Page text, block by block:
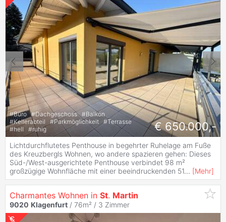
#Büro #Dachgeschoss #Balkon
#Kellerabteil #Parkmöglichkeit #Terrasse
#hell #ruhig € 650.000,-
Lichtdurchflutetes Penthouse in begehrter Ruhelage am Fuße
des Kreuzbergls Wohnen, wo andere spazieren gehen: Dieses
Süd-/West-ausgerichtete Penthouse verbindet 98 m²
großzügige Wohnfläche mit einer beeindruckenden 51... [Mehr]
Charmantes Wohnen in St. Martin
9020 Klagenfurt / 76m² / 3 Zimmer